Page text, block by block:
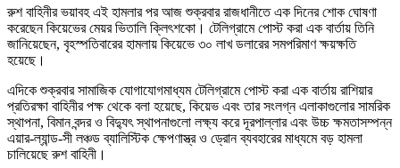
রুশ বাহিনীর ভয়াবহ এই হামলার পর আজ শুক্রবার রাজধানীতে এক দিনের শোক ঘোষণা
করেছেন কিয়েভের মেয়র ভিতালি ক্লিৎশকো। টেলিগ্রামে পোস্ট করা এক বার্তায় তিনি
জানিয়েছেন, বৃহস্পতিবারের হামলায় কিয়েভে ৩০ লাখ ডলারের সমপরিমাণ ক্ষয়ক্ষতি
হয়েছে।
এদিকে শুক্রবার সামাজিক যোগাযোগমাধ্যম টেলিগ্রামে পোস্ট করা এক বার্তায় রাশিয়ার
প্রতিরক্ষা বাহিনীর পক্ষ থেকে বলা হয়েছে, কিয়েভ এবং তার সংলগ্ন এলাকাগুলোর সামরিক
স্থাপনা, বিমান বন্দর ও বিদ্যুৎ স্থাপনাগুলো লক্ষ্য করে দূরপাল্লার এবং উচ্চ ক্ষমতাসম্পন্ন
এয়ার-ল্যান্ড-সী লঞ্চড ব্যালিস্টিক ক্ষেপণাস্ত্র ও ড্রোন ব্যবহারের মাধ্যমে বড় হামলা
চালিয়েছে রুশ বাহিনী।